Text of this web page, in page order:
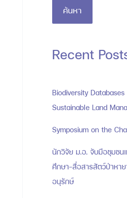
ค้นหา
Recent
Biodiversity
Sustainable Land
Symposium on the
นักวิจัย ม.อ. จับมือชุมชน
ศึกษา-สื่อสารสัตว์ป่าหา
อนุรักษ์